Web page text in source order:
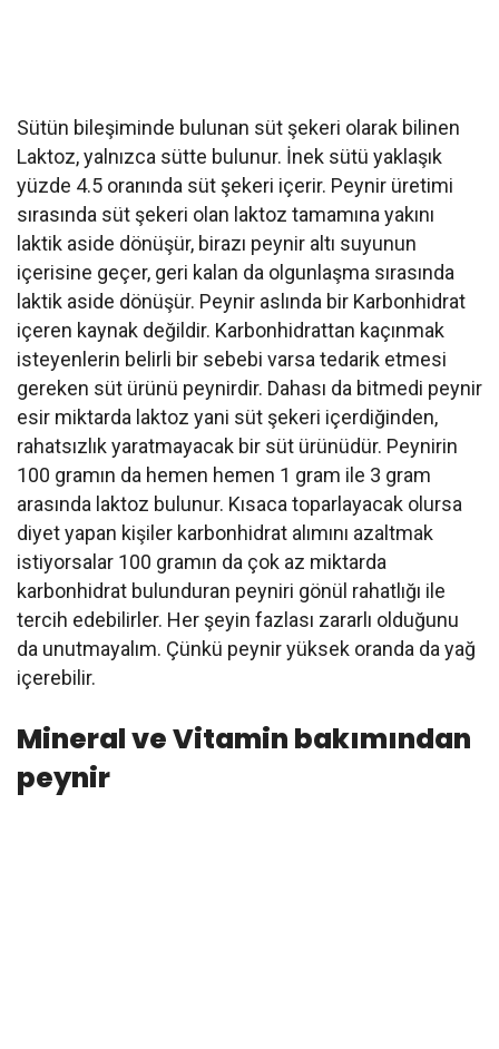
Sütün bileşiminde bulunan süt şekeri olarak bilinen
Laktoz, yalnızca sütte bulunur. İnek sütü yaklaşık
yüzde 4.5 oranında süt şekeri içerir. Peynir üretimi
sırasında süt şekeri olan laktoz tamamına yakını
laktik aside dönüşür, birazı peynir altı suyunun
içerisine geçer, geri kalan da olgunlaşma sırasında
laktik aside dönüşür. Peynir aslında bir Karbonhidrat
içeren kaynak değildir. Karbonhidrattan kaçınmak
isteyenlerin belirli bir sebebi varsa tedarik etmesi
gereken süt ürünü peynirdir. Dahası da bitmedi peynir
esir miktarda laktoz yani süt şekeri içerdiğinden,
rahatsızlık yaratmayacak bir süt ürünüdür. Peynirin
100 gramın da hemen hemen 1 gram ile 3 gram
arasında laktoz bulunur. Kısaca toparlayacak olursa
diyet yapan kişiler karbonhidrat alımını azaltmak
istiyorsalar 100 gramın da çok az miktarda
karbonhidrat bulunduran peyniri gönül rahatlığı ile
tercih edebilirler. Her şeyin fazlası zararlı olduğunu
da unutmayalım. Çünkü peynir yüksek oranda da yağ
içerebilir.
Mineral ve Vitamin bakımından
peynir